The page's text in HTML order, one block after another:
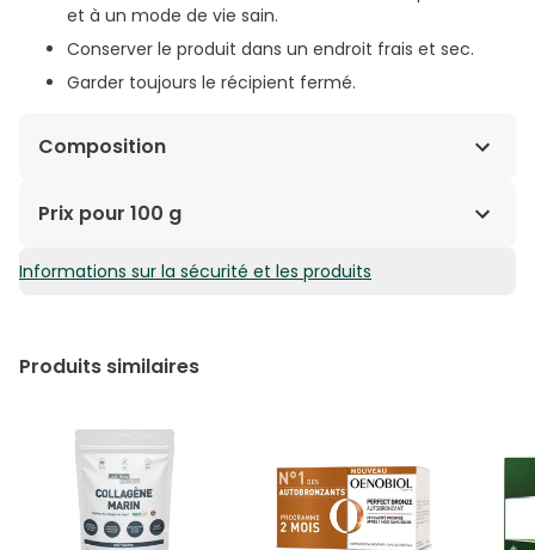
et à un mode de vie sain.
Conserver le produit dans un endroit frais et sec.
Garder toujours le récipient fermé.
Composition
Peptides de collagène de type I (poisson) -
acide citrique - Colorant d’origine végétale : rouge de
betterave - Vitamine C - Hyaluronate de sodium -
Prix pour 100 g
6,67€ / 100 g
Informations sur la sécurité et les produits
Produits similaires